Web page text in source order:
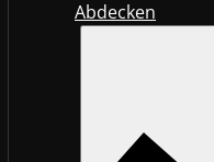
Abdecken